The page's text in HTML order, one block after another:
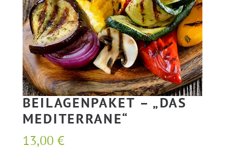
BEILAGENPAKET – „DAS
MEDITERRANE“
13,00 €